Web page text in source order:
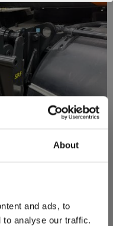
About
and ads, to
to analyse our traffic.